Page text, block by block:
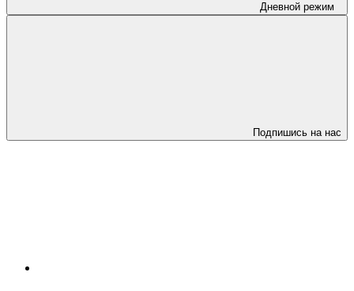
Дневной режим
Подпишись на нас